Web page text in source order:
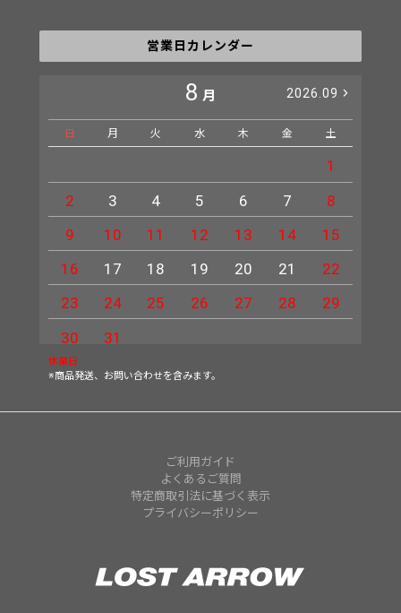
営業日カレンダー
8 月 2026.09
日 月 火 水 木 金 土
1
2
3 4 5 6 7
8
9
10 11 12 13 14
15
16
17 18 19 20 21
22
23
24 25 26 27 28
29
30
31
休業日
※商品発送、お問い合わせを含みます。
ご利用ガイド
よくあるご質問
特定商取引法に基づく表示
プライバシーポリシー